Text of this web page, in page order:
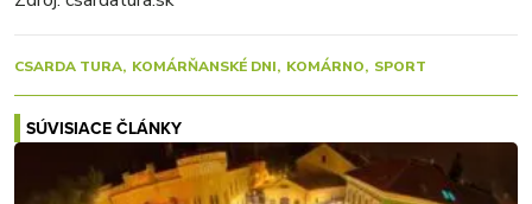
CSARDA TURA KOMÁRŇANSKÉ DNI KOMÁRNO SPORT
SÚVISIACE ČLÁNKY